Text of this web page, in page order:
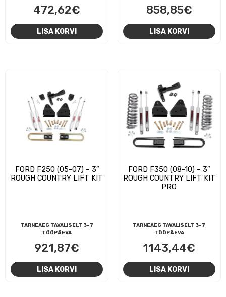
472,62€
LISA KORVI
858,85€
LISA KORVI
FORD F250 (05-07) – 3″
ROUGH COUNTRY LIFT KIT
TARNEAEG TAVALISELT 3-7
TÖÖPÄEVA
921,87€
LISA KORVI
FORD F350 (08-10) – 3″
ROUGH COUNTRY LIFT KIT
PRO
TARNEAEG TAVALISELT 3-7
TÖÖPÄEVA
1143,44€
LISA KORVI